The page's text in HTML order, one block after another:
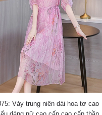
Váy trung niên dài hoa tơ cao